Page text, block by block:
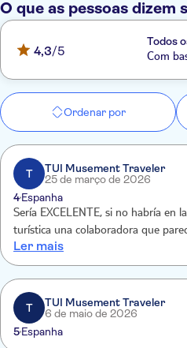
O que as pessoas dizem
4,3/5
Todos
Com
Ordenar por
T
TUI Musement Traveler
25 de março de 2026
4Espanha
Sería EXCELENTE, si no habría en
turística una colaboradora que
Ler mais
T
TUI Musement Traveler
6 de maio de 2026
5Espanha